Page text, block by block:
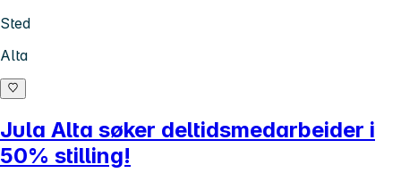
Sted
Alta
Jula Alta søker deltidsmedarbeider i
50% stilling!